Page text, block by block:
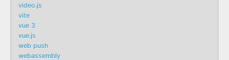
video.js
vite
vue 3
vue.js
web push
webassembly